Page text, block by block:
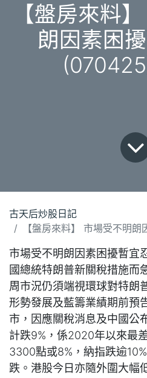
【盤房來料
朗因素困
古天后炒股日記
【盤房來料】 市場受不明朗因
市場受不明朗因素困擾暫宜
國總統特朗普新關稅措施而
周市況仍須端視環球對特朗
形勢發展及藍籌業績期前預
市，因應關稅消息及中國公
計跌9%，係2020年以來最
3300點或8%，納指跌逾
跌。港股今日亦隨外圍大幅